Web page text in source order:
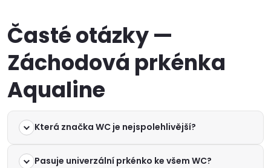
Časté otázky —
Záchodová prkénka
Aqualine
Která značka WC je nejspolehlivější?
Pasuje univerzální prkénko ke všem WC?